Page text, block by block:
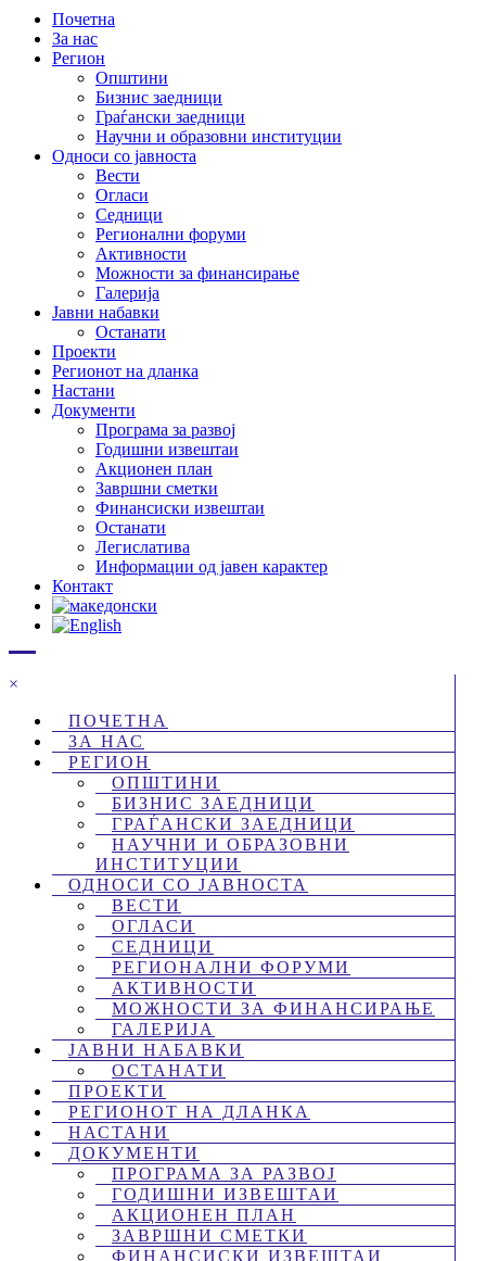
Почетна
За нас
Регион
Општини
Бизнис заедници
Граѓански заедници
Научни и образовни институции
Односи со јавноста
Вести
Огласи
Седници
Регионални форуми
Активности
Можности за финансирање
Галерија
Јавни набавки
Останати
Проекти
Регионот на дланка
Настани
Документи
Програма за развој
Годишни извештаи
Акционен план
Завршни сметки
Финансиски извештаи
Останати
Легислатива
Информации од јавен карактер
Контакт
×
ПОЧЕТНА
ЗА НАС
РЕГИОН
ОПШТИНИ
БИЗНИС ЗАЕДНИЦИ
ГРАЃАНСКИ ЗАЕДНИЦИ
НАУЧНИ И ОБРАЗОВНИ
ИНСТИТУЦИИ
ОДНОСИ СО ЈАВНОСТА
ВЕСТИ
ОГЛАСИ
СЕДНИЦИ
РЕГИОНАЛНИ ФОРУМИ
АКТИВНОСТИ
МОЖНОСТИ ЗА ФИНАНСИРАЊЕ
ГАЛЕРИЈА
ЈАВНИ НАБАВКИ
ОСТАНАТИ
ПРОЕКТИ
РЕГИОНОТ НА ДЛАНКА
НАСТАНИ
ДОКУМЕНТИ
ПРОГРАМА ЗА РАЗВОЈ
ГОДИШНИ ИЗВЕШТАИ
АКЦИОНЕН ПЛАН
ЗАВРШНИ СМЕТКИ
ФИНАНСИСКИ ИЗВЕШТАИ